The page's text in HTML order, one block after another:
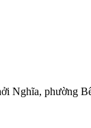
Nghĩa, phường